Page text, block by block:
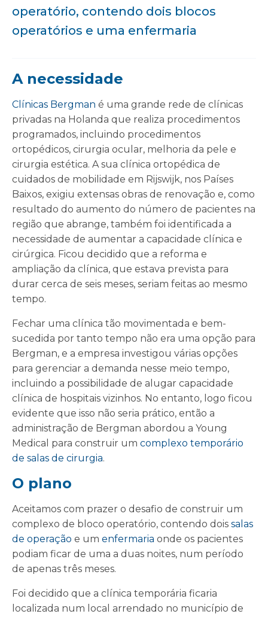
operatório, contendo dois blocos
operatórios e uma enfermaria
A necessidade
Clínicas Bergman é uma grande rede de clínicas
privadas na Holanda que realiza procedimentos
programados, incluindo procedimentos
ortopédicos, cirurgia ocular, melhoria da pele e
cirurgia estética. A sua clínica ortopédica de
cuidados de mobilidade em Rijswijk, nos Países
Baixos, exigiu extensas obras de renovação e, como
resultado do aumento do número de pacientes na
região que abrange, também foi identificada a
necessidade de aumentar a capacidade clínica e
cirúrgica. Ficou decidido que a reforma e
ampliação da clínica, que estava prevista para
durar cerca de seis meses, seriam feitas ao mesmo
tempo.
Fechar uma clínica tão movimentada e bem-
sucedida por tanto tempo não era uma opção para
Bergman, e a empresa investigou várias opções
para gerenciar a demanda nesse meio tempo,
incluindo a possibilidade de alugar capacidade
clínica de hospitais vizinhos. No entanto, logo ficou
evidente que isso não seria prático, então a
administração de Bergman abordou a Young
Medical para construir um complexo temporário
de salas de cirurgia.
O plano
Aceitamos com prazer o desafio de construir um
complexo de bloco operatório, contendo dois salas
de operação e um enfermaria onde os pacientes
podiam ficar de uma a duas noites, num período
de apenas três meses.
Foi decidido que a clínica temporária ficaria
localizada num local arrendado no município de